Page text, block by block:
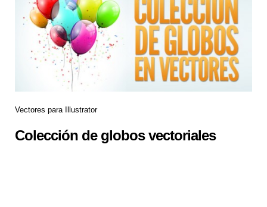
Vectores para Illustrator
Colección de globos vectoriales